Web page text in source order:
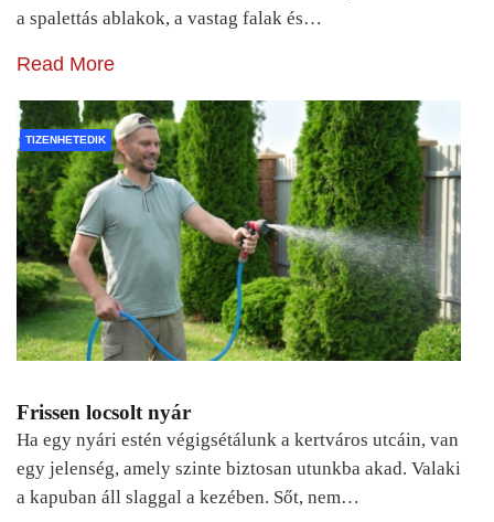
a spalettás ablakok, a vastag falak és…
Read More
TIZENHETEDIK
Frissen locsolt nyár
Ha egy nyári estén végigsétálunk a kertváros utcáin, van
egy jelenség, amely szinte biztosan utunkba akad. Valaki
a kapuban áll slaggal a kezében. Sőt, nem…